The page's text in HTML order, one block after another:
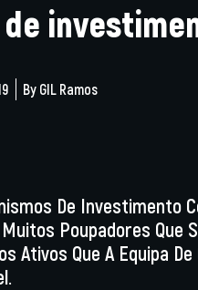
By GIL Ramos
De Investimento
Poupadores Que
Que A Equipa De